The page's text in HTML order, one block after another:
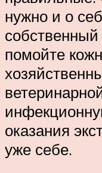
нужно и о
помойте
оказания
уже себе.